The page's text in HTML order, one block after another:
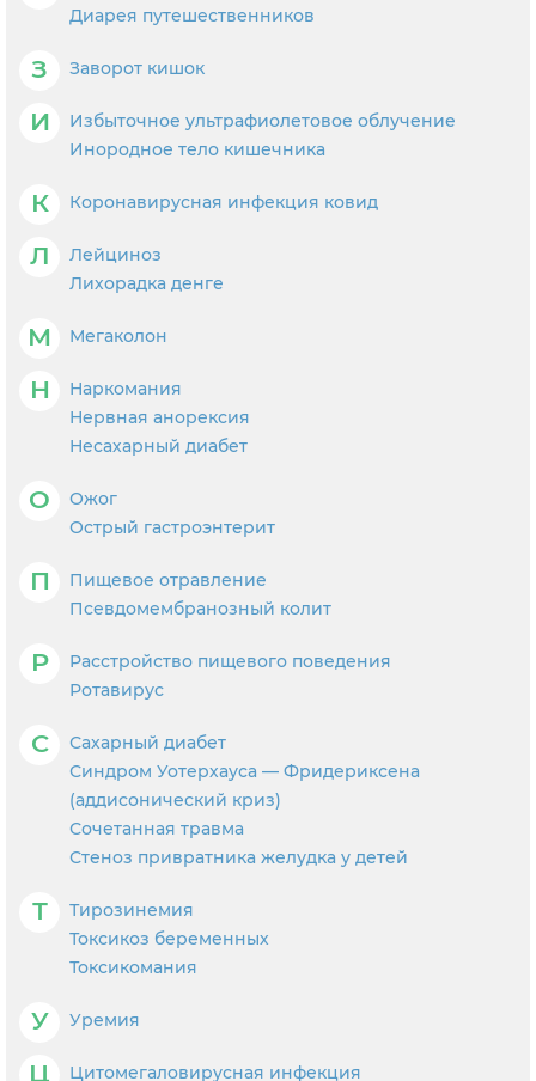
Диарея путешественников
З Заворот кишок
И
Избыточное ультрафиолетовое облучение
Инородное тело кишечника
К Коронавирусная инфекция ковид
Л
Лейциноз
Лихорадка денге
М Мегаколон
Н
Наркомания
Нервная анорексия
Несахарный диабет
О
Ожог
Острый гастроэнтерит
П
Пищевое отравление
Псевдомембранозный колит
Р
Расстройство пищевого поведения
Ротавирус
С
Сахарный диабет
Синдром Уотерхауса — Фридериксена
(аддисонический криз)
Сочетанная травма
Стеноз привратника желудка у детей
Т
Тирозинемия
Токсикоз беременных
Токсикомания
У Уремия
Ц Цитомегаловирусная инфекция